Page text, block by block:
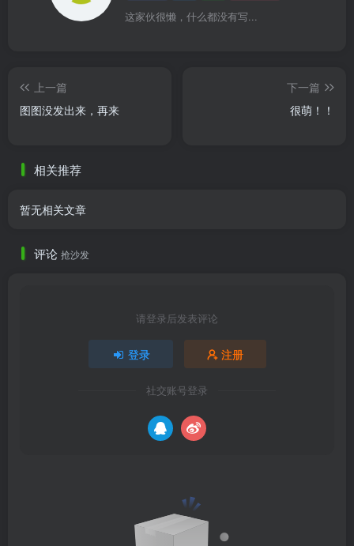
这家伙很懒，什么都没有写...
上一篇
图图没发出来，再来
下一篇
很萌！！
相关推荐
暂无相关文章
评论 抢沙发
请登录后发表评论
登录 注册
社交账号登录